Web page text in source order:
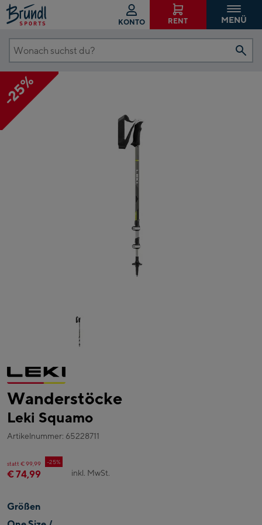
KONTO RENT MENÜ
Wonach
suchst
du?
-25%
Wanderstöcke
Leki Squamo
Artikelnummer: 65228711
statt € 99,99 -25%
€ 74,99 inkl. MwSt.
Größen